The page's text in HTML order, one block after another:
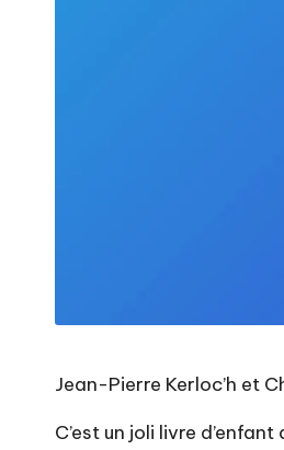
Jean-Pierre Kerloc’h et
C’est un joli livre